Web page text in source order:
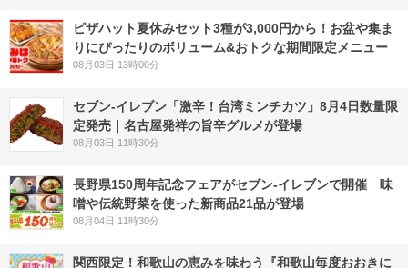
ピザハット夏休みセット3種が3,000円から！お盆や集ま
りにぴったりのボリューム&おトクな期間限定メニュー
08月03日 13時00分
セブン-イレブン「激辛！台湾ミンチカツ」8月4日数量限
定発売｜名古屋発祥の旨辛グルメが登場
08月03日 11時30分
長野県150周年記念フェアがセブン-イレブンで開催 味
噌や伝統野菜を使った新商品21品が登場
08月04日 11時30分
関西限定！和歌山の恵みを味わう『和歌山毎度おおきに